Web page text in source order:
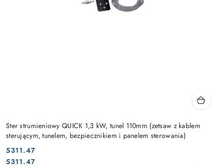
Ster strumieniowy QUICK 1,3 kW, tunel 110mm (zetsaw z kablem
sterującym, tunelem, bezpiecznikiem i panelem sterowania)
Cena:
5311.47
Cena:
5311.47